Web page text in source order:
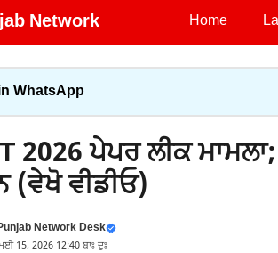
Network Home
WhatsApp
2026 ਪੇਪਰ ਲੀਕ
(ਵੇਖੋ ਵੀਡੀਓ)
Network Desk
15, 2026 12:40 ਬਾਃ ਦੁਃ